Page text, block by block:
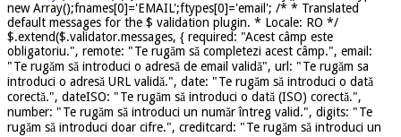
new Array();fnames[0]='EMAIL';ftypes[0]='email'; /* * Translated
default messages for the $ validation plugin. * Locale: RO */
$.extend($.validator.messages, { required: "Acest câmp este
obligatoriu.", remote: "Te rugăm să completezi acest câmp.", email:
"Te rugăm să introduci o adresă de email validă", url: "Te rugăm sa
introduci o adresă URL validă.", date: "Te rugăm să introduci o dată
corectă.", dateISO: "Te rugăm să introduci o dată (ISO) corectă.",
number: "Te rugăm să introduci un număr întreg valid.", digits: "Te
rugăm să introduci doar cifre.", creditcard: "Te rugăm să introduci un